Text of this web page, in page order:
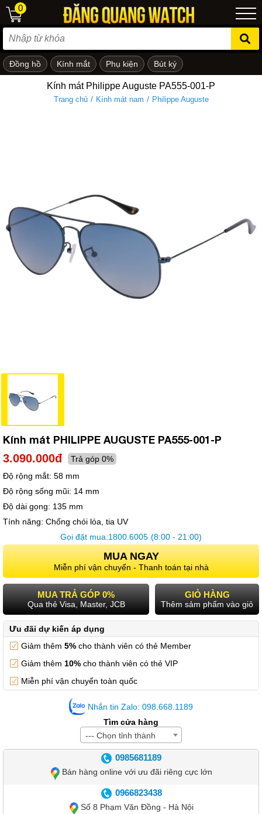
em
0
Đồng hồ Kính mắt Phụ kiện Bút ký
Kính mát Philippe Auguste PA555-001-P
Trang chủ / Kính mát nam / Philippe Auguste
Kính mát PHILIPPE AUGUSTE PA555-001-P
3.090.000đ
Trả góp 0%
Độ rộng mắt: 58 mm
Độ rộng sống mũi: 14 mm
Độ dài gọng: 135 mm
Tính năng: Chống chói lóa, tia UV
Gọi đặt mua:1800.6005 (8:00 - 21:00)
MUA NGAY
Miễn phí vận chuyển - Thanh toán tại nhà
MUA TRẢ GÓP 0%
Qua thẻ Visa, Master, JCB
GIỎ HÀNG
Thêm sảm phẩm vào giỏ
Ưu đãi dự kiến áp dụng
Giảm thêm 5% cho thành viên có thẻ Member
Giảm thêm 10% cho thành viên có thẻ VIP
Miễn phí vận chuyển toàn quốc
Nhắn tin Zalo: 098.668.1189
Tìm cửa hàng
--- Chọn tỉnh thành
0985681189
Bán hàng online với ưu đãi riêng cực lớn
0966823438
Số 8 Phạm Văn Đồng - Hà Nội